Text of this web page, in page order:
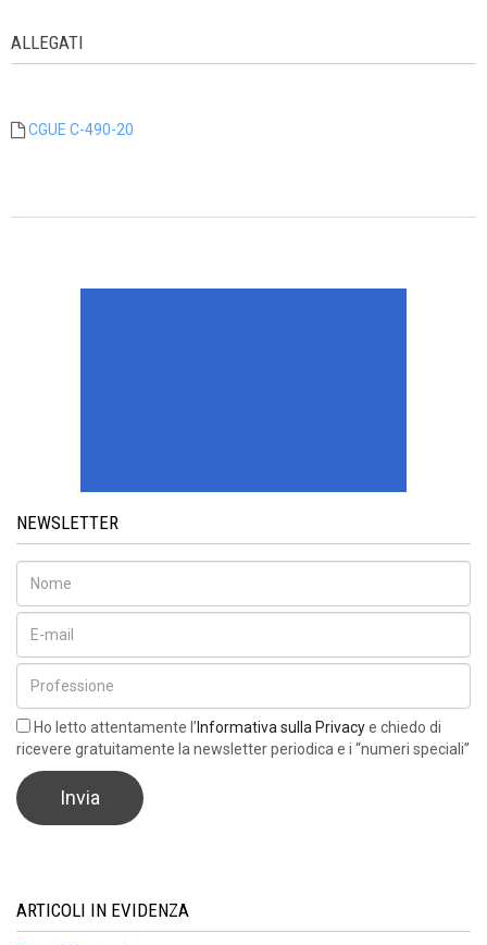
ALLEGATI
CGUE C-490-20
NEWSLETTER
Ho letto attentamente l’ Informativa sulla Privacye chiedo di
ricevere gratuitamente la newsletter periodica e i “numeri speciali”
ARTICOLI IN EVIDENZA